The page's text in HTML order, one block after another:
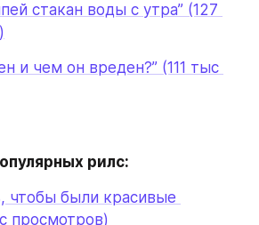
стакан воды с утра” (127
и чем он вреден?” (111 тыс
рилс:
чтобы были красивые
просмотров)